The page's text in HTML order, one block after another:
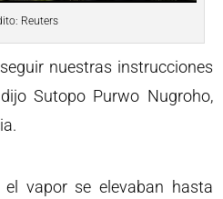
Reuters
nuestras instrucciones
Sutopo Purwo Nugroho,
vapor se elevaban hasta